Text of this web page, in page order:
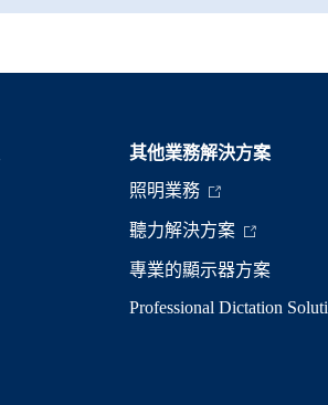
其他業務解決方案​
照明業務
聽力解決方案
專業的顯示器方案
Professional Dictation